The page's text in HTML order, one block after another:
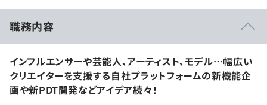
職務内容
インフルエンサーや芸能人、アーティスト、モデル…幅広い
クリエイターを支援する自社プラットフォームの新機能企
画や新PDT開発などアイデア続々！